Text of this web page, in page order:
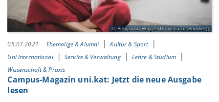
Benjamin Herges/Universität Bamberg
05.07.2021 Ehemalige & Alumni
Kultur & Sport
Uni international
Service & Verwaltung
Lehre & Studium
Wissenschaft & Praxis
Campus-Magazin uni.kat: Jetzt die neue Ausgabe
lesen